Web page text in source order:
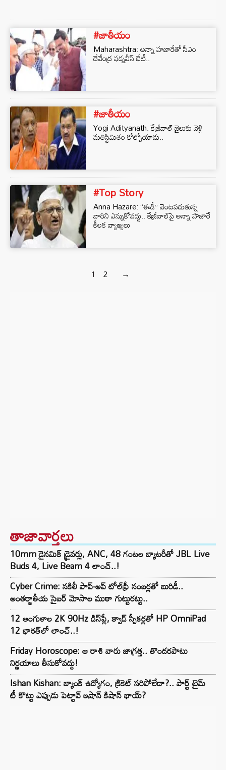
#జాతీయం
Maharashtra: అన్నా హజారేతో సీఎం
దేవేంద్ర ఫడ్నవీస్ భేటీ..
#జాతీయం
Yogi Adityanath: కేజ్రీవాల్ జైలుకు వెళ్లి
మతిస్థిమితం కోల్పోయాడు..
#Top Story
Anna Hazare: “ఈడీ” వెంటపడుతున్న
వారిని ఎన్నుకోవద్దు.. కేజ్రీవాల్‌పై అన్నా హజారే
కీలక వ్యాఖ్యలు
1 2 →
తాజావార్తలు
10mm డైనమిక్ డ్రైవర్లు, ANC, 48 గంటల బ్యాటరీతో JBL Live
Buds 4, Live Beam 4 లాంచ్..!
Cyber Crime: నకిలీ పాప్-అప్ టోల్‌ఫ్రీ నంబర్లతో బురిడీ..
అంతర్జాతీయ సైబర్ మోసాల ముఠా గుట్టురట్టు..
12 అంగుళాల 2K 90Hz డిస్‌ప్లే, క్వాడ్ స్పీకర్లతో HP OmniPad
12 భారత్‌లో లాంచ్..!
Friday Horoscope: ఆ రాశి వారు జాగ్రత్త.. తొందరపాటు
నిర్ణయాలు తీసుకోవద్దు!
Ishan Kishan: బ్యాంక్ ఉద్యోగం, క్రికెట్ సరిపోలేదా?.. పార్ట్ టైమ్
టీ కొట్టు ఎప్పుడు పెట్టావ్ ఇషాన్ కిషాన్ భాయ్‌?